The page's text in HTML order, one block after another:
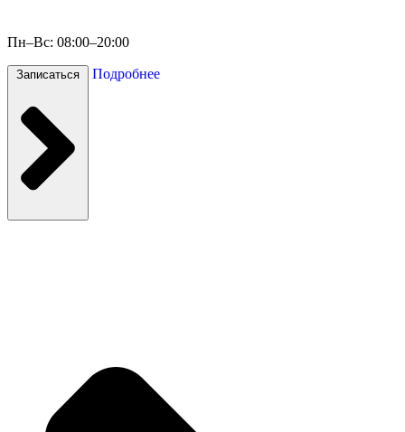
Пн–Вс: 08:00–20:00
Записаться Подробнее